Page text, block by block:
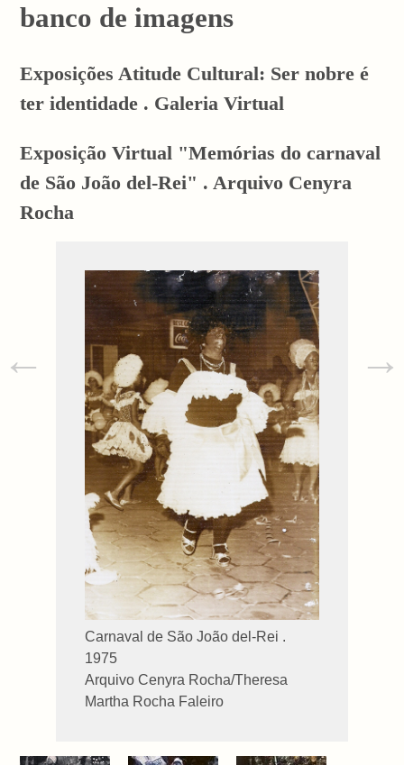
banco de imagens
Exposições Atitude Cultural: Ser nobre é
ter identidade . Galeria Virtual
Exposição Virtual "Memórias do carnaval
de São João del-Rei" . Arquivo Cenyra
Rocha
Carnaval de São João del-Rei .
1975
Arquivo Cenyra Rocha/Theresa
Martha Rocha Faleiro
← →